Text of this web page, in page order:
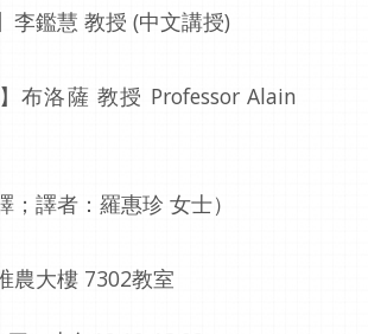
李鑑慧 教授 (中文講授)
】布洛薩 教授 Professor Alain
；譯者：羅惠珍 女士）
農大樓 7302教室